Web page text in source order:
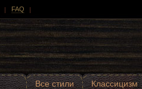
FAQ
Все стили
Классицизм